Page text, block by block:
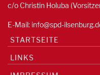
c/o Christin Holuba
E-Mail: info@spd-
STARTSEITE
LINKS